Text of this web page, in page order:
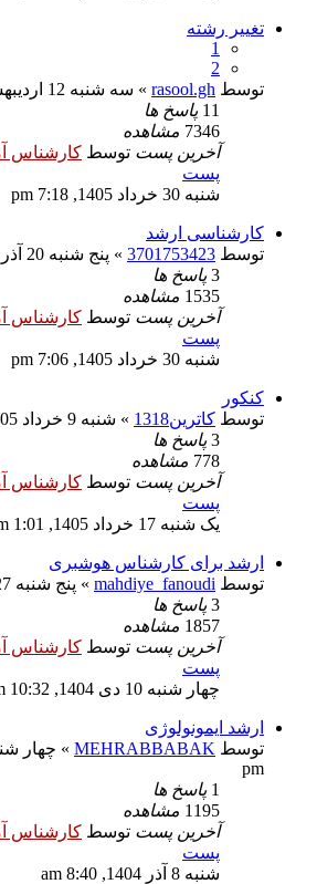
تغییر رشته
1
2
توسط rasool.gh » سه شنبه 12 اردیبهشت 1391, 9:10 pm
11 پاسخ ها
7346 مشاهده
آخرین پست توسط کارشناس
پست
شنبه 30 خرداد 1405, 7:18 pm
کارشناسی ارشد
توسط 3701753423 » پنج شنبه 20 آذر 1404, 6:03 pm
3 پاسخ ها
1535 مشاهده
آخرین پست توسط کارشناس
پست
شنبه 30 خرداد 1405, 7:06 pm
کنکور
توسط کاترین1318
» شنبه 9 خرداد 1405, 7:21 am
3 پاسخ ها
778 مشاهده
آخرین پست توسط کارشناس
پست
یک شنبه 17 خرداد 1405, 1:01 pm
ارشد برای کارشناس هوشبری
توسط mahdiye_fanoudi » پنج شنبه 27 آذر 1404, 10:35 pm
3 پاسخ ها
1857 مشاهده
آخرین پست توسط کارشناس
پست
چهار شنبه 10 دی 1404, 10:32 am
ارشد ایمونولوژی
توسط MEHRABBABAK
pm
1 پاسخ ها
1195 مشاهده
آخرین پست توسط کارشناس
پست
شنبه 8 آذر 1404, 8:40 am